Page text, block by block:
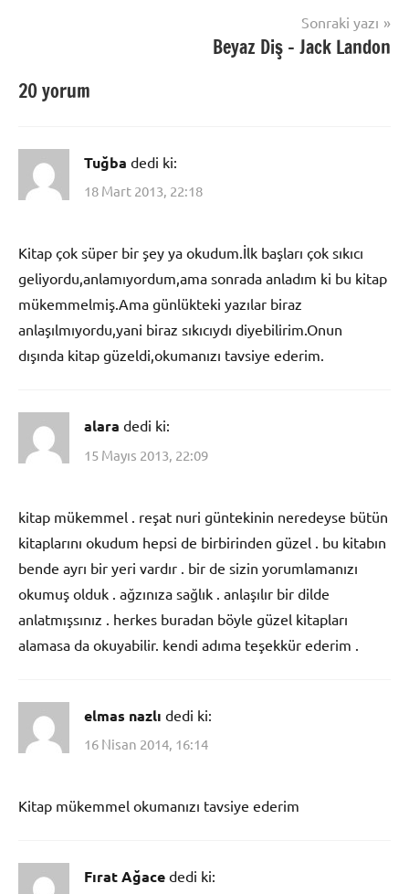
Sonraki yazı
Beyaz Diş – Jack Landon
20 yorum
Tuğba dedi ki:
18 Mart 2013, 22:18
Kitap çok süper bir şey ya okudum.İlk başları çok sıkıcı
geliyordu,anlamıyordum,ama sonrada anladım ki bu kitap
mükemmelmiş.Ama günlükteki yazılar biraz
anlaşılmıyordu,yani biraz sıkıcıydı diyebilirim.Onun
dışında kitap güzeldi,okumanızı tavsiye ederim.
alara dedi ki:
15 Mayıs 2013, 22:09
kitap mükemmel . reşat nuri güntekinin neredeyse bütün
kitaplarını okudum hepsi de birbirinden güzel . bu kitabın
bende ayrı bir yeri vardır . bir de sizin yorumlamanızı
okumuş olduk . ağzınıza sağlık . anlaşılır bir dilde
anlatmışsınız . herkes buradan böyle güzel kitapları
alamasa da okuyabilir. kendi adıma teşekkür ederim .
elmas nazlı dedi ki:
16 Nisan 2014, 16:14
Kitap mükemmel okumanızı tavsiye ederim
Fırat Ağace dedi ki: